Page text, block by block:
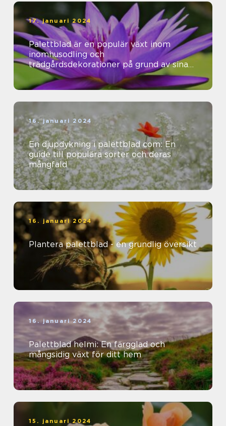
17. januari 2024
Palettblad är en populär växt inom
inomhusodling och
trädgårdsdekorationer på grund av sina
vackra färger och mönster
16. januari 2024
En djupdykning i palettblad com: En
guide till populära sorter och deras
mångfald
16. januari 2024
Plantera palettblad - en grundlig översikt
16. januari 2024
Palettblad helmi: En färgglad och
mångsidig växt för ditt hem
15. januari 2024